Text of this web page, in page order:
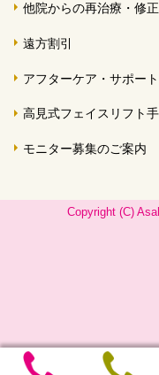
他院からの再治療・修
遠方割引
アフターケア・サポート
高見式フェイスリフト
モニター募集のご案内
Copyright (C)